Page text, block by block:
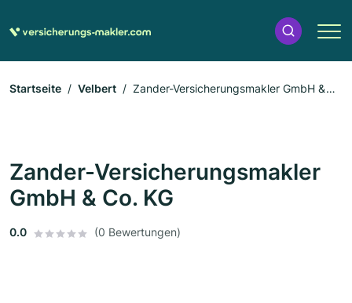
Startseite Velbert
Zander-Versicherungsmakler GmbH &
Zander-Versicherungsmakler
GmbH & Co. KG
0.0 (0 Bewertungen)